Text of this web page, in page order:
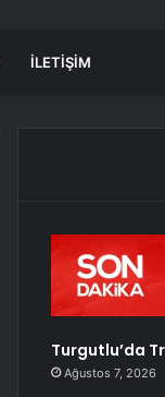
İLETIŞIM
Turgutlu’da
Ağustos 7, 2026